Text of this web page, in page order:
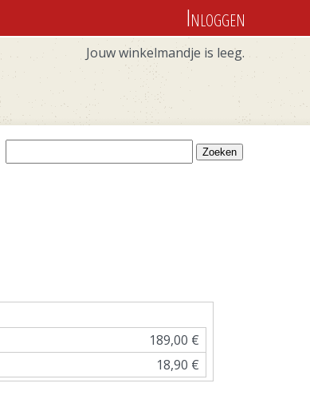
Inloggen
Jouw winkelmandje is leeg.
189,00 €
18,90 €